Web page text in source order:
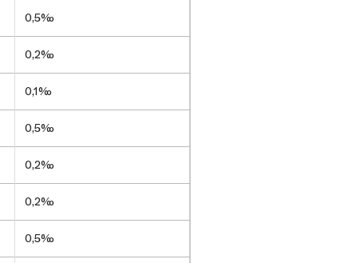
0,5‰
0,2‰
0,1‰
0,5‰
0,2‰
0,2‰
0,5‰